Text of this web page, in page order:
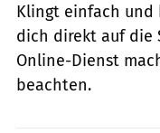
Klingt einfach und
dich direkt auf die
Online-Dienst
beachten.